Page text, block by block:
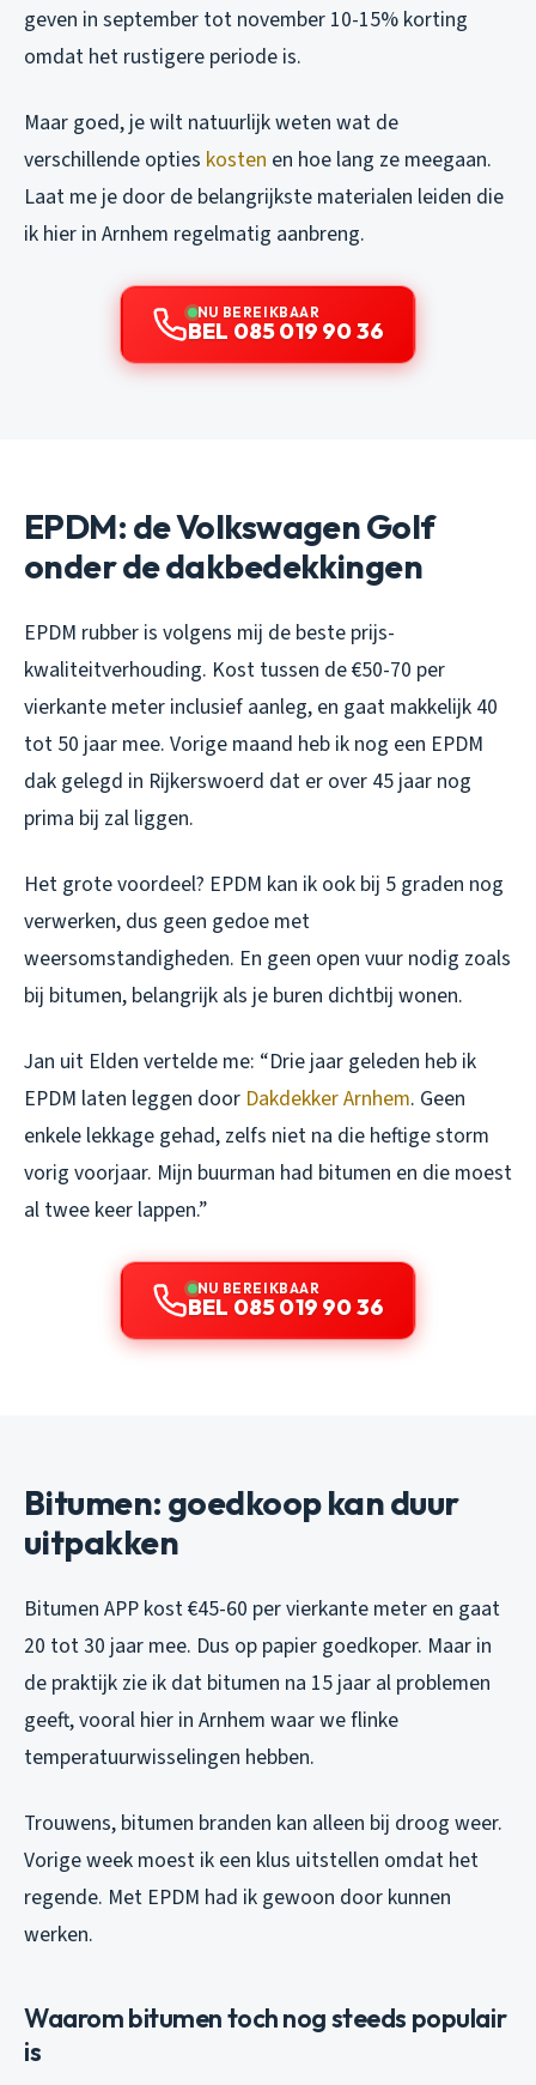
geven in september tot november 10-15% korting
omdat het rustigere periode is.
Maar goed, je wilt natuurlijk weten wat de
verschillende opties kosten en hoe lang ze meegaan.
Laat me je door de belangrijkste materialen leiden die
ik hier in Arnhem regelmatig aanbreng.
NU BEREIKBAAR
BEL 085 019 90 36
EPDM: de Volkswagen Golf
onder de dakbedekkingen
EPDM rubber is volgens mij de beste prijs-
kwaliteitverhouding. Kost tussen de €50-70 per
vierkante meter inclusief aanleg, en gaat makkelijk 40
tot 50 jaar mee. Vorige maand heb ik nog een EPDM
dak gelegd in Rijkerswoerd dat er over 45 jaar nog
prima bij zal liggen.
Het grote voordeel? EPDM kan ik ook bij 5 graden nog
verwerken, dus geen gedoe met
weersomstandigheden. En geen open vuur nodig zoals
bij bitumen, belangrijk als je buren dichtbij wonen.
Jan uit Elden vertelde me: “Drie jaar geleden heb ik
EPDM laten leggen door Dakdekker Arnhem. Geen
enkele lekkage gehad, zelfs niet na die heftige storm
vorig voorjaar. Mijn buurman had bitumen en die moest
al twee keer lappen.”
NU BEREIKBAAR
BEL 085 019 90 36
Bitumen: goedkoop kan duur
uitpakken
Bitumen APP kost €45-60 per vierkante meter en gaat
20 tot 30 jaar mee. Dus op papier goedkoper. Maar in
de praktijk zie ik dat bitumen na 15 jaar al problemen
geeft, vooral hier in Arnhem waar we flinke
temperatuurwisselingen hebben.
Trouwens, bitumen branden kan alleen bij droog weer.
Vorige week moest ik een klus uitstellen omdat het
regende. Met EPDM had ik gewoon door kunnen
werken.
Waarom bitumen toch nog steeds populair
is